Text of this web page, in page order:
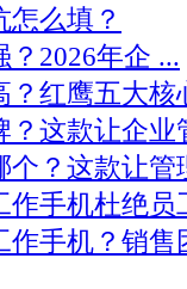
么填？
2026年企 ...
？红鹰五大核
？这款让企业
个？这款让管
作手机杜绝员
作手机？销售